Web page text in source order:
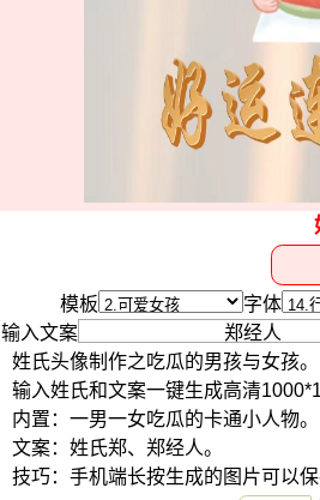
模板 字体
输入文案
姓氏头像制作之吃瓜的男孩与女孩。
输入姓氏和文案一键生成高清
内置：一男一女吃瓜的卡通小人物。
文案：姓氏郑、郑经人。
技巧：手机端长按生成的图片可以保